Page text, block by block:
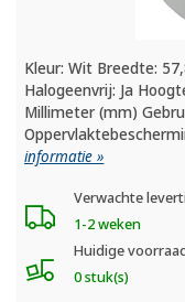
Kleur: Wit Breedte:
Halogeenvrij: Ja
Millimeter (mm)
informatie »
Verwachte
1-2 weken
Huidige
0 stuk(s)